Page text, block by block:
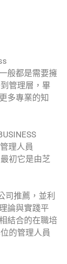
般都是需要擁
管理層，畢
多專業的知
理人員
初它是由芝
司推薦，並利
論與實踐平
結合的在職培
的管理人員